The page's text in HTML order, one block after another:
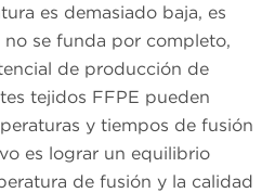
es demasiado baja, es
se funda por completo,
de producción de
tejidos FFPE pueden
y tiempos de fusión
es lograr un equilibrio
de fusión y la calidad